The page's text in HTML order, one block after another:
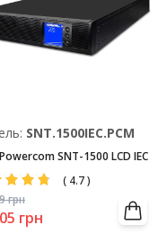
SNT.1500IEC.PCM
SNT-1500 LCD IEC
( 4.7)
грн
грн